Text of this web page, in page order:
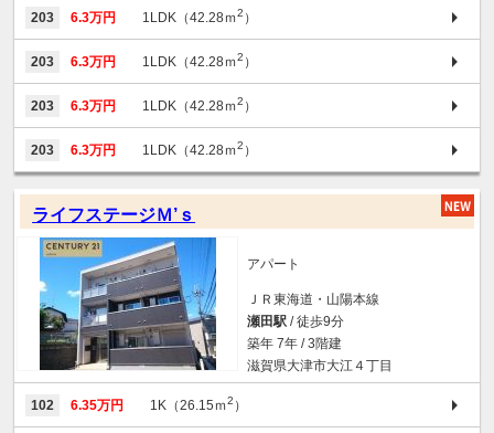
203 6.3万円 1LDK（42.28ｍ2 ）
203 6.3万円 1LDK（42.28ｍ2 ）
203 6.3万円 1LDK（42.28ｍ2 ）
203 6.3万円 1LDK（42.28ｍ2 ）
ライフステージＭ’ｓ
アパート
ＪＲ東海道・山陽本線
瀬田駅 / 徒歩9分
築年 7年 / 3階建
滋賀県大津市大江４丁目
102 6.35万円 1K（26.15ｍ2 ）